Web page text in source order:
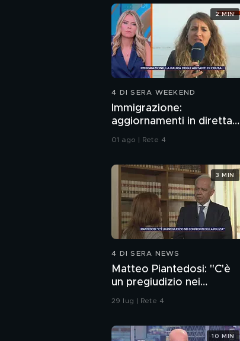
4 DI SERA WEEKEND
Immigrazione:
aggiornamenti in diretta
da Ceuta
01 ago | Rete 4
2 MIN
4 DI SERA NEWS
Matteo Piantedosi: "C'è
un pregiudizio nei
confronti della polizia"
29 lug | Rete 4
3 MIN
10 MIN